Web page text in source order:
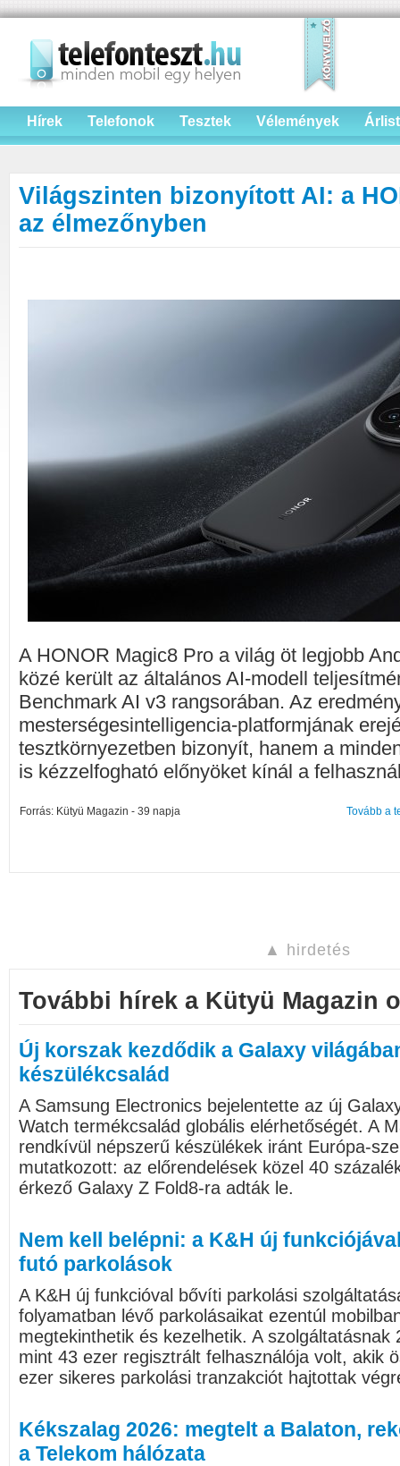
Hírek Telefonok Tesztek Vélemények
Világszinten bizonyított AI: a
az élmezőnyben
A HONOR Magic8 Pro a világ öt legjobb
közé került az általános AI-modell
Benchmark AI v3 rangsorában. Az
mesterségesintelligencia-platformjának
tesztkörnyezetben bizonyít, hanem a
is kézzelfogható előnyöket kínál a
Forrás: Kütyü Magazin - 39 napja Tovább a
▲ hirdetés
További hírek a Kütyü Magazin
Új korszak kezdődik a Galaxy
készülékcsalád
A Samsung Electronics bejelentette az új
Watch termékcsalád globális elérhetőségét. A
rendkívül népszerű készülékek iránt Európa-
mutatkozott: az előrendelések közel 40
érkező Galaxy Z Fold8-ra adták le.
Nem kell belépni: a K&H új
futó parkolások
A K&H új funkcióval bővíti parkolási
folyamatban lévő parkolásaikat ezentúl
megtekinthetik és kezelhetik. A szolgáltatásnak
mint 43 ezer regisztrált felhasználója volt, akik
ezer sikeres parkolási tranzakciót hajtottak
Kékszalag 2026: megtelt a Balaton,
a Telekom hálózata